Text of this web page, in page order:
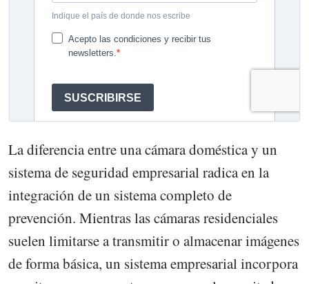
La diferencia entre una cámara doméstica y un
sistema de seguridad empresarial radica en la
integración de un sistema completo de
prevención. Mientras las cámaras residenciales
suelen limitarse a transmitir o almacenar imágenes
de forma básica, un sistema empresarial incorpora